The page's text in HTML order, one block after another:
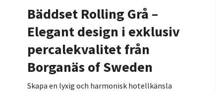
Bäddset Rolling Grå –
Elegant design i exklusiv
percalekvalitet från
Borganäs of Sweden
Skapa en lyxig och harmonisk hotellkänsla